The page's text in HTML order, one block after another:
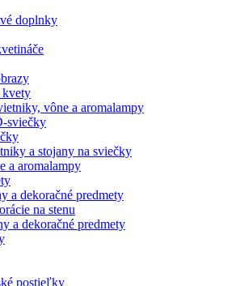
doplnky
kvety
vône a aromalampy
sviečky
a stojany na sviečky
a aromalampy
a dekoračné predmety
na stenu
a dekoračné predmety
postieľky